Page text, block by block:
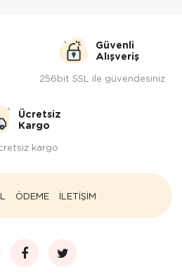
Güvenli
Alışveriş
256bit SSL ile güvendesiniz
Ücretsiz
Kargo
kargo
ÖDEME İLETİŞİM